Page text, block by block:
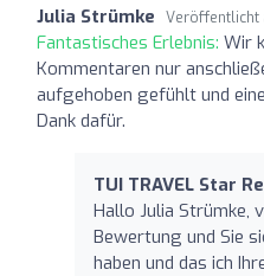
Julia Strümke Veröffentlicht
Fantastisches Erlebnis: Wir
Kommentaren nur
aufgehoben gefühlt und
Dank dafür.
TUI TRAVEL Star
Hallo Julia Strümke,
Bewertung und Sie
haben und das ich